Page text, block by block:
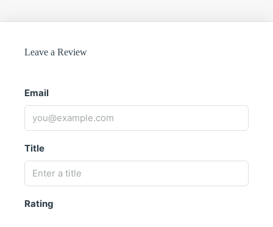
Leave a Review
Email
Title
Rating